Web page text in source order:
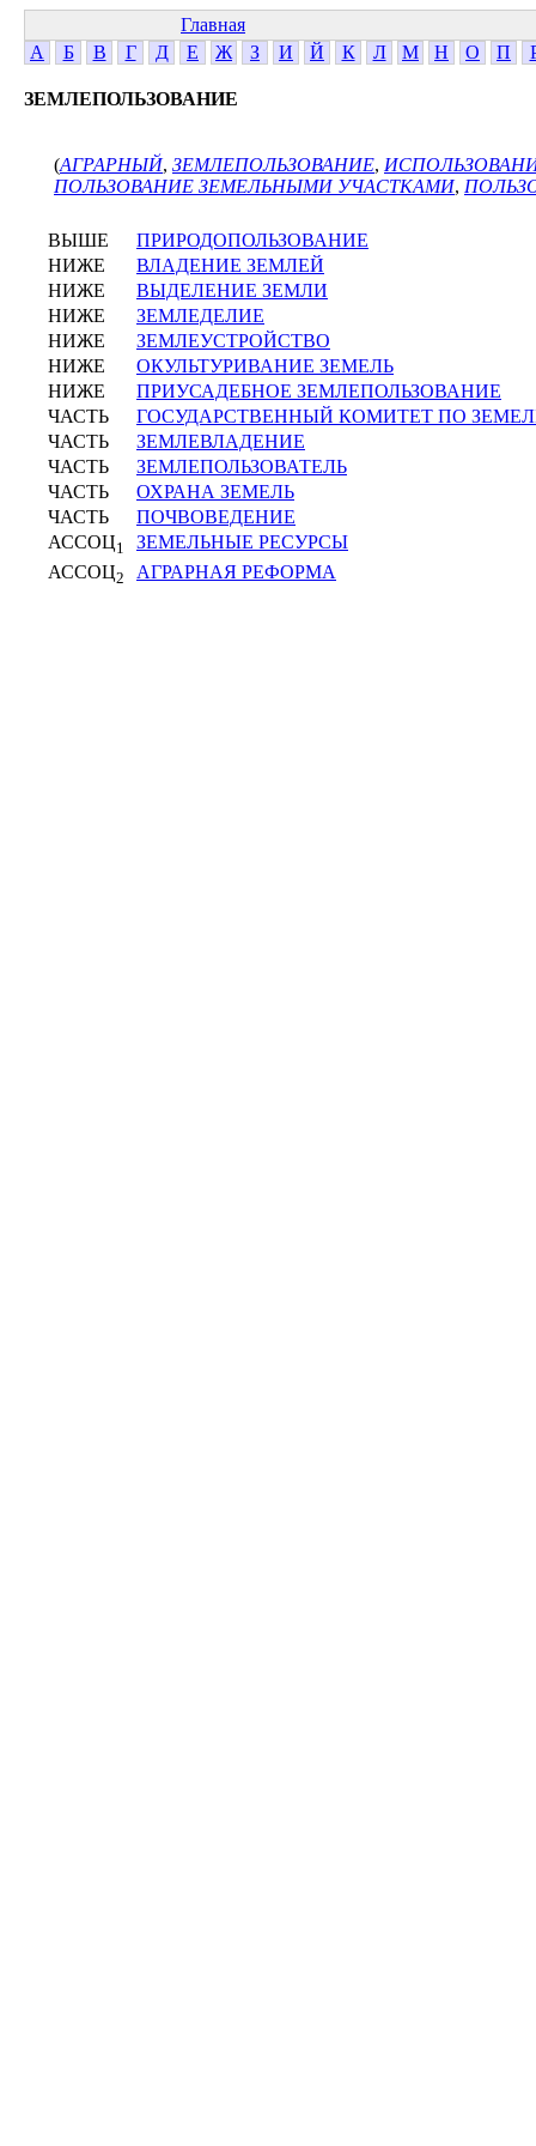
Главная
А
Б В Г Д Е Ж З И Й К Л М Н О П
ЗЕМЛЕПОЛЬЗОВАНИЕ
(АГРАРНЫЙ, ЗЕМЛЕПОЛЬЗОВАНИЕ,
ПОЛЬЗОВАНИЕ ЗЕМЕЛЬНЫМИ УЧАСТКАМИ,
ВЫШЕ
ПРИРОДОПОЛЬЗОВАНИЕ
НИЖЕ
ВЛАДЕНИЕ ЗЕМЛЕЙ
НИЖЕ
ВЫДЕЛЕНИЕ ЗЕМЛИ
НИЖЕ
ЗЕМЛЕДЕЛИЕ
НИЖЕ
ЗЕМЛЕУСТРОЙСТВО
НИЖЕ
ОКУЛЬТУРИВАНИЕ ЗЕМЕЛЬ
НИЖЕ
ПРИУСАДЕБНОЕ ЗЕМЛЕПОЛЬЗОВАНИЕ
ЧАСТЬ
ГОСУДАРСТВЕННЫЙ КОМИТЕТ ПО
ЧАСТЬ
ЗЕМЛЕВЛАДЕНИЕ
ЧАСТЬ
ЗЕМЛЕПОЛЬЗОВАТЕЛЬ
ЧАСТЬ
ОХРАНА ЗЕМЕЛЬ
ЧАСТЬ
ПОЧВОВЕДЕНИЕ
АССОЦ1
ЗЕМЕЛЬНЫЕ РЕСУРСЫ
АССОЦ2 АГРАРНАЯ РЕФОРМА